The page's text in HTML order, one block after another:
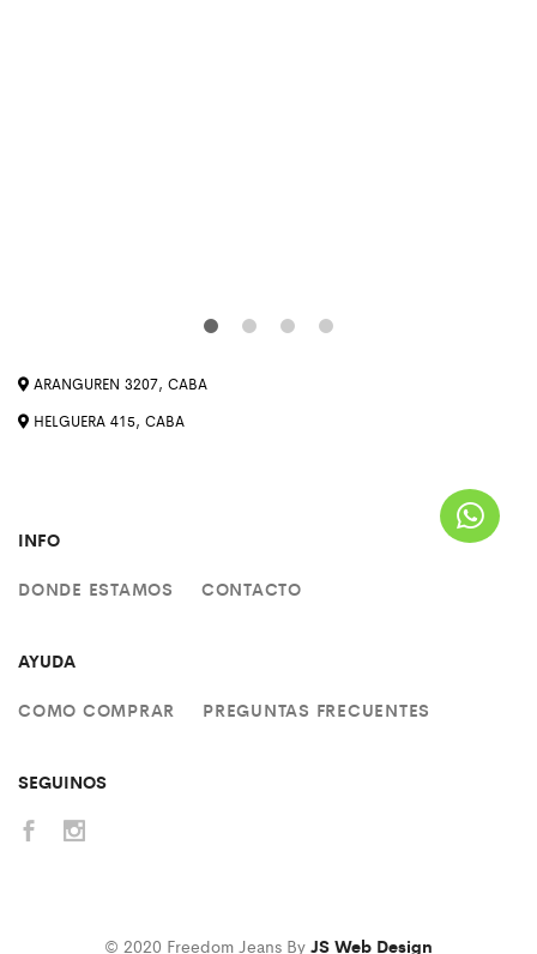
ARANGUREN 3207, CABA
HELGUERA 415, CABA
INFO
DONDE ESTAMOS CONTACTO
AYUDA
COMO COMPRAR PREGUNTAS FRECUENTES
SEGUINOS
© 2020 Freedom Jeans By JS Web Design